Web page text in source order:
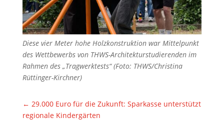
Diese vier Meter hohe Holzkonstruktion war Mittelpunkt
des Wettbewerbs von THWS-Architekturstudierenden im
Rahmen des „Tragwerktests“ (Foto: THWS/Christina
Rüttinger-Kirchner)
← 29.000 Euro für die Zukunft: Sparkasse unterstützt
regionale Kindergärten